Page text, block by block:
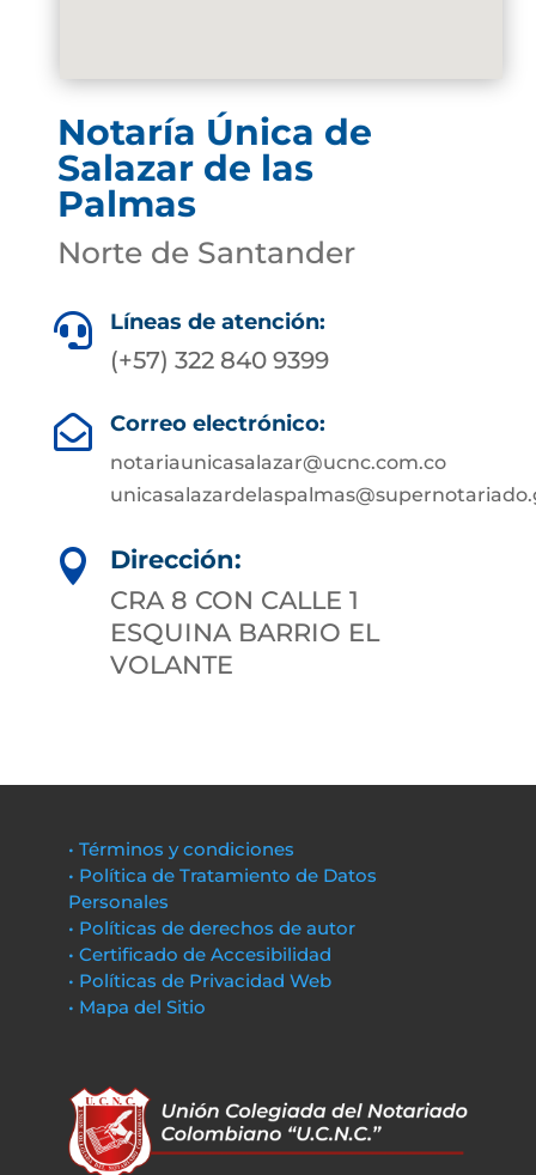
Notaría Única de
Salazar de las
Palmas
Norte de Santander
 Líneas de atención:
(+57) 322 840 9399
 Correo electrónico:
notariaunicasalazar@ucnc.com.co

Dirección:
CRA 8 CON CALLE 1
ESQUINA BARRIO EL
VOLANTE
• Términos y condiciones
• Política de Tratamiento de Datos
Personales
• Políticas de derechos de autor
• Certificado de Accesibilidad
• Políticas de Privacidad Web
• Mapa del Sitio